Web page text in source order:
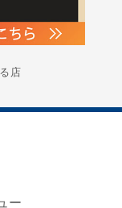
店
ー